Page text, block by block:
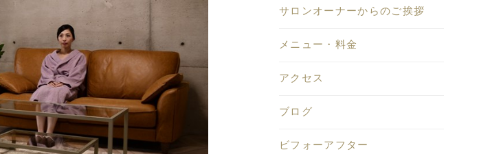
サロンオーナーからのご挨拶
メニュー・料金
アクセス
ブログ
ビフォーアフター